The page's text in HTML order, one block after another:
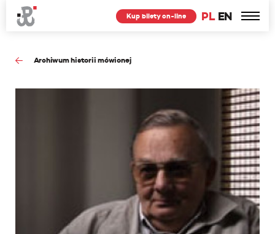
PL EN
Kup bilety on-line
Archiwum historii mówionej